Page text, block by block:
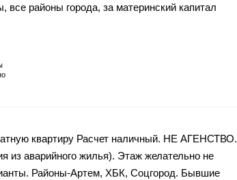
районы города, за материнский капитал
квартиру Расчет наличный. НЕ АГЕНСТВО.
из аварийного жилья). Этаж желательно не
Районы-Артем, ХБК, Соцгород. Бывшие